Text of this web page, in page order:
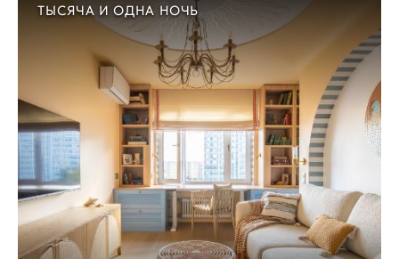
ТЫСЯЧА И ОДНА НОЧЬ